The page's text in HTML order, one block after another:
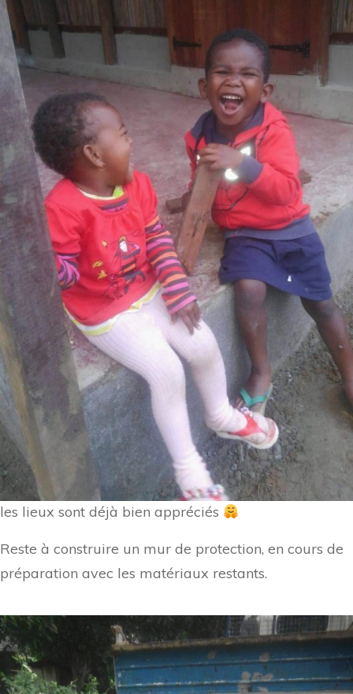
les lieux sont déjà bien appréciés
Reste à construire un mur de protection, en cours de
préparation avec les matériaux restants.